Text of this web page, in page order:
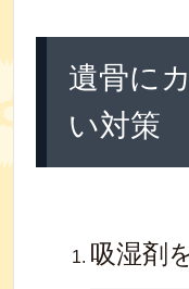
遺骨に
い対策
吸湿剤